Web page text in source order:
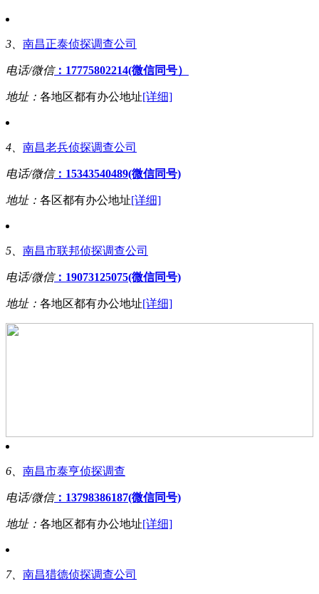
3、 南昌正泰侦探调查公司
电话/微信：17775802214(微信同号）
地址： 各地区都有办公地址[详细]
4、 南昌老兵侦探调查公司
电话/微信：15343540489(微信同号)
地址： 各区都有办公地址[详细]
5、 南昌市联邦侦探调查公司
电话/微信：19073125075(微信同号)
地址： 各地区都有办公地址[详细]
6、 南昌市泰亨侦探调查
电话/微信：13798386187(微信同号)
地址： 各地区都有办公地址[详细]
7、 南昌猎德侦探调查公司